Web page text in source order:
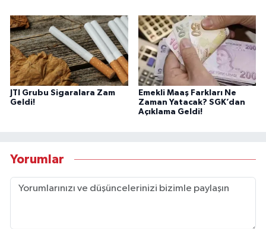
JTI Grubu Sigaralara Zam
Geldi!
Emekli Maaş Farkları Ne
Zaman Yatacak? SGK’dan
Açıklama Geldi!
Yorumlar